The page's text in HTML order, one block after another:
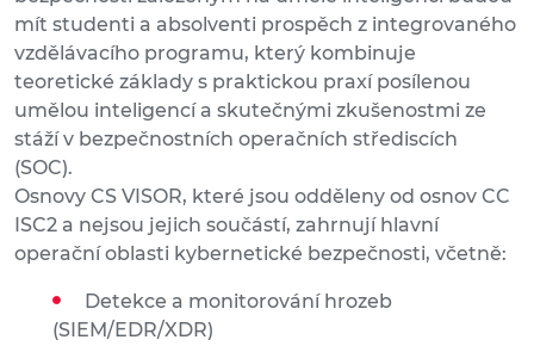
mít studenti a absolventi prospěch z integrovaného
vzdělávacího programu, který kombinuje
teoretické základy s praktickou praxí posílenou
umělou inteligencí a skutečnými zkušenostmi ze
stáží v bezpečnostních operačních střediscích
(SOC).
Osnovy CS VISOR, které jsou odděleny od osnov CC
ISC2 a nejsou jejich součástí, zahrnují hlavní
operační oblasti kybernetické bezpečnosti, včetně:
Detekce a monitorování hrozeb
(SIEM/EDR/XDR)